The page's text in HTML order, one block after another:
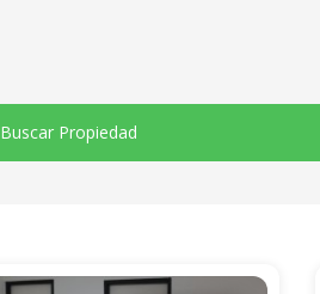
Buscar Propiedad